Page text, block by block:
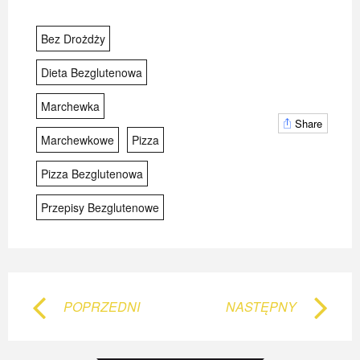
Bez Drożdży
Dieta Bezglutenowa
Marchewka
Marchewkowe Pizza
Pizza Bezglutenowa
Przepisy Bezglutenowe
Share
POPRZEDNI NASTĘPNY
BEZGLUTENOWE PLACUSZKI NA MLEKU KOKOSOWYM Z BORÓWKAMI
6 LUTEGO 2018
BEZGLUTENOWE PLACUSZKI NA MLEKU KOKOSOWYM Z BORÓWKAMI
6 LUTEGO 2018
BEZGLUTENOWE PLACUSZKI NA MLEKU KOKOSOWYM Z BORÓWKAMI
6 LUTEGO 2018